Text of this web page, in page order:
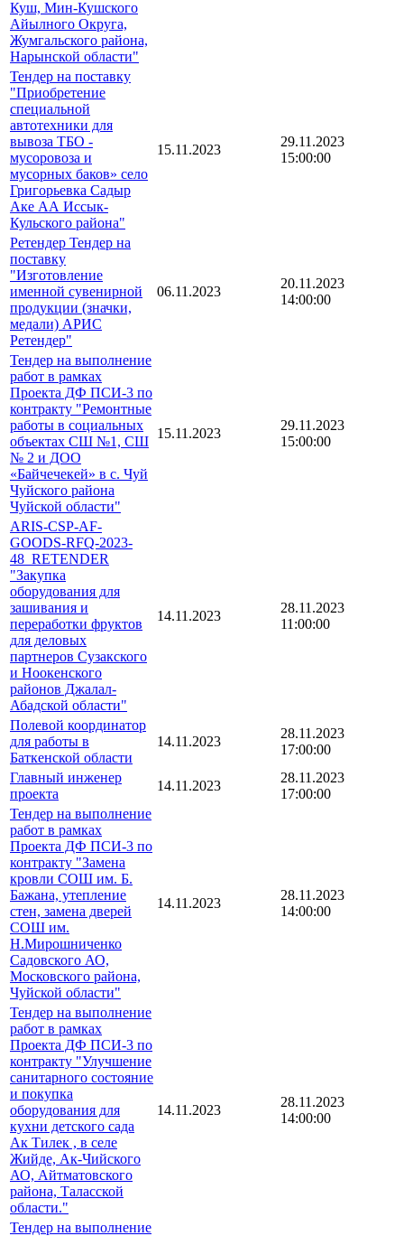
Куш, Мин-Кушского
Айылного Округа,
Жумгальского района,
Нарынской области"
Тендер на поставку
"Приобретение
специальной
автотехники для
вывоза ТБО -
мусоровоза и
мусорных баков» село
Григорьевка Садыр
Аке АА Иссык-
Кульского района"
15.11.2023
29.11.2023
15:00:00
Ретендер Тендер на
поставку
"Изготовление
именной сувенирной
продукции (значки,
медали) АРИС
Ретендер"
06.11.2023
20.11.2023
14:00:00
Тендер на выполнение
работ в рамках
Проекта ДФ ПСИ-3 по
контракту "Ремонтные
работы в социальных
объектах СШ №1, СШ
№ 2 и ДОО
«Байчечекей» в с. Чуй
Чуйского района
Чуйской области"
15.11.2023
29.11.2023
15:00:00
ARIS-CSP-AF-
GOODS-RFQ-2023-
48_RETENDER
"Закупка
оборудования для
зашивания и
переработки фруктов
для деловых
партнеров Сузакского
и Ноокенского
районов Джалал-
Абадской области"
14.11.2023
28.11.2023
11:00:00
Полевой координатор
для работы в
Баткенской области
14.11.2023
28.11.2023
17:00:00
Главный инженер
проекта
14.11.2023
28.11.2023
17:00:00
Тендер на выполнение
работ в рамках
Проекта ДФ ПСИ-3 по
контракту "Замена
кровли СОШ им. Б.
Бажана, утепление
стен, замена дверей
СОШ им.
Н.Мирошниченко
Садовского АО,
Московского района,
Чуйской области"
14.11.2023
28.11.2023
14:00:00
Тендер на выполнение
работ в рамках
Проекта ДФ ПСИ-3 по
контракту "Улучшение
санитарного состояние
и покупка
оборудования для
кухни детского сада
Ак Тилек , в селе
Жийде, Ак-Чийского
АО, Айтматовского
района, Таласской
области."
14.11.2023
28.11.2023
14:00:00
Тендер на выполнение